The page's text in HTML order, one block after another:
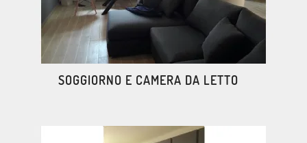
SOGGIORNO E CAMERA DA LETTO